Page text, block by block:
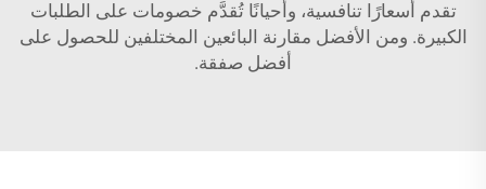
تقدم أسعارًا تنافسية، وأحيانًا تُقدَّم خصومات على الطلبات
الكبيرة. ومن الأفضل مقارنة البائعين المختلفين للحصول على
أفضل صفقة.